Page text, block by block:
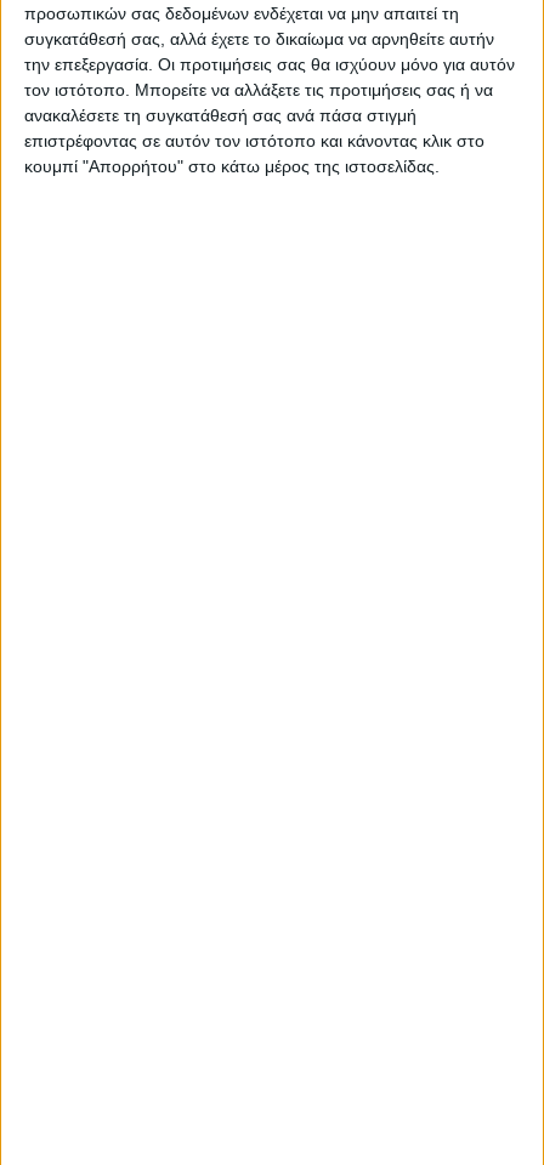
προσωπικών σας δεδομένων ενδέχεται να μην απαιτεί τη
συγκατάθεσή σας, αλλά έχετε το δικαίωμα να αρνηθείτε αυτήν
την επεξεργασία. Οι προτιμήσεις σας θα ισχύουν μόνο για αυτόν
τον ιστότοπο. Μπορείτε να αλλάξετε τις προτιμήσεις σας ή να
ανακαλέσετε τη συγκατάθεσή σας ανά πάσα στιγμή
επιστρέφοντας σε αυτόν τον ιστότοπο και κάνοντας κλικ στο
κουμπί "Απορρήτου" στο κάτω μέρος της ιστοσελίδας.
ΘΕΣΣΑΛΙΑ